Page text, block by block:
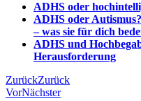
ADHS oder
ADHS oder
– was sie für dich
ADHS und
Herausforderung
ZurückZurück
VorNächster